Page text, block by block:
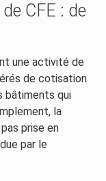
CFE : de
une activité de
de cotisation
bâtiments qui
la
prise en
par le